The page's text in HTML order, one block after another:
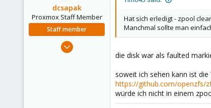
dcsapak
Proxmox Staff Member
Staff member
Feb 1, 2016
Hat sich erledigt - zpool
Manchmal sollte man
die disk war als faulted
soweit ich sehen kann ist
https://github.com/openzfs/
würde ich nicht in einem